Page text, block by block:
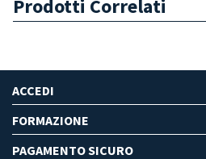
Prodotti Correlati
ACCEDI
FORMAZIONE
PAGAMENTO SICURO